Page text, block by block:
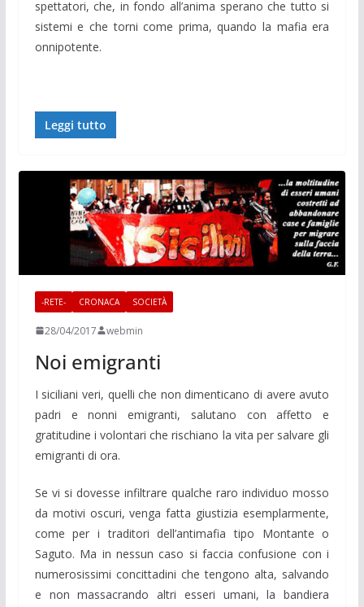
spettatori, che, in fondo all’anima sperano che tutto si
sistemi e che torni come prima, quando la mafia era
onnipotente.
Leggi tutto
-RETE- CRONACA SOCIETÀ
28/04/2017 webmin
Noi emigranti
I siciliani veri, quelli che non dimenticano di avere avuto
padri e nonni emigranti, salutano con affetto e
gratitudine i volontari che rischiano la vita per salvare gli
emigranti di ora.
Se vi si dovesse infiltrare qualche raro individuo mosso
da motivi oscuri, venga fatta giustizia esemplarmente,
come per i traditori dell’antimafia tipo Montante o
Saguto. Ma in nessun caso si faccia confusione con i
numerosissimi concittadini che tengono alta, salvando
e non massacrando altri esseri umani, la bandiera